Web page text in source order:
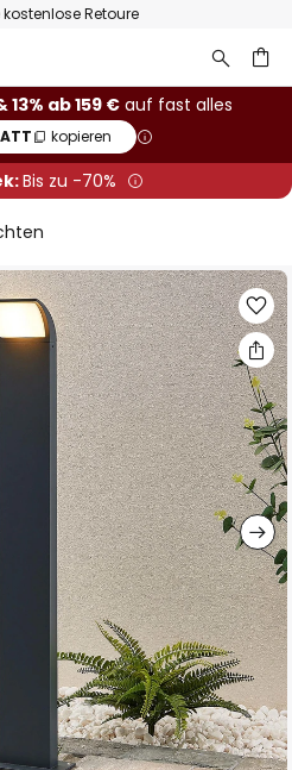
Retoure
13% ab 159 €auf fast alles
kopieren
Bis zu -70%